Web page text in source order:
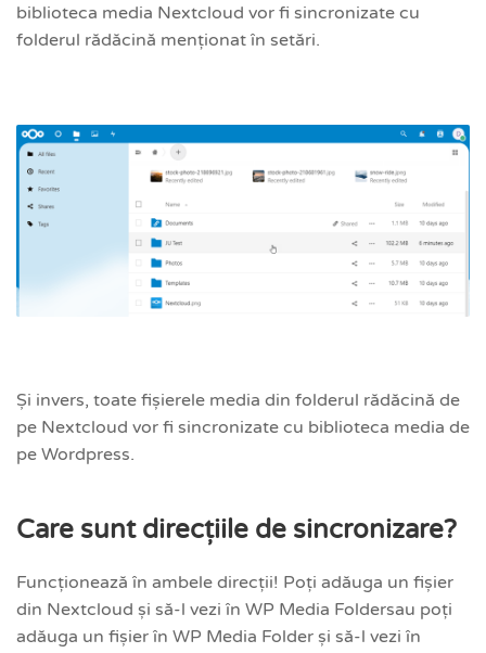
biblioteca media Nextcloud vor fi sincronizate cu
folderul rădăcină menționat în setări.
Și invers, toate fișierele media din folderul rădăcină de
pe Nextcloud vor fi sincronizate cu biblioteca media de
pe Wordpress.
Care sunt direcțiile de sincronizare?
Funcționează în ambele direcții! Poți adăuga un fișier
din Nextcloud și să-l vezi în WP Media Foldersau poți
adăuga un fișier în WP Media Folder și să-l vezi în